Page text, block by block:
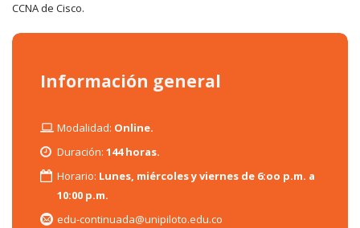
CCNA de Cisco.
Información general
Modalidad: Online.
Duración: 144 horas.
Horario: Lunes, miércoles y viernes de 6:oo p.m. a
10:00 p.m.
edu-continuada@unipiloto.edu.co